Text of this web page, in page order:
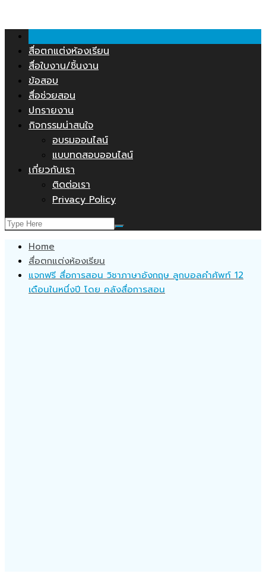
content
สื่อตกแต่งห้องเรียน
สื่อใบงาน/ชิ้นงาน
ข้อสอบ
สื่อช่วยสอน
ปกรายงาน
กิจกรรมน่าสนใจ
อบรมออนไลน์
แบบทดสอบออนไลน์
เกี่ยวกับเรา
ติดต่อเรา
Privacy Policy
Home
สื่อตกแต่งห้องเรียน
แจกฟรี สื่อการสอน วิชาภาษาอังกฤษ ลูกบอลคำศัพท์ 12
เดือนในหนึ่งปี โดย คลังสื่อการสอน